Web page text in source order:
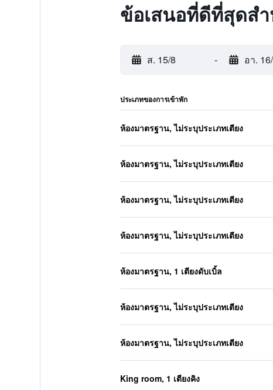
ข้อเสนอที่ดีที่สุดสำ
ส. 15/8 - อา.
ประเภทของการเข้าพัก
ห้องมาตรฐาน, ไม่ระบุประเภทเตียง
ห้องมาตรฐาน, ไม่ระบุประเภทเตียง
ห้องมาตรฐาน, ไม่ระบุประเภทเตียง
ห้องมาตรฐาน, ไม่ระบุประเภทเตียง
ห้องมาตรฐาน, 1 เตียงดับเบิ้ล
ห้องมาตรฐาน, ไม่ระบุประเภทเตียง
ห้องมาตรฐาน, ไม่ระบุประเภทเตียง
King room, 1 เตียงคิง